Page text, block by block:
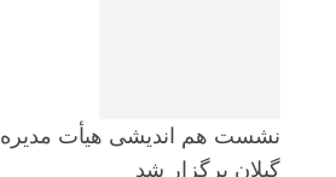
نشست هم اندیشی هیأت مدیره
گیلان برگزار شد